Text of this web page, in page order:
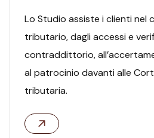
Lo Studio assiste i clienti nel
tributario, dagli accessi e
contraddittorio,
al patrocinio davanti alle
tributaria.